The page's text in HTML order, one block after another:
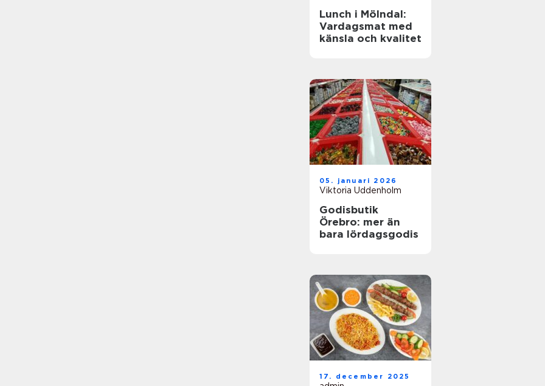
Lunch i Mölndal:
Vardagsmat med
känsla och kvalitet
05. januari 2026
Viktoria Uddenholm
Godisbutik
Örebro: mer än
bara lördagsgodis
17. december 2025